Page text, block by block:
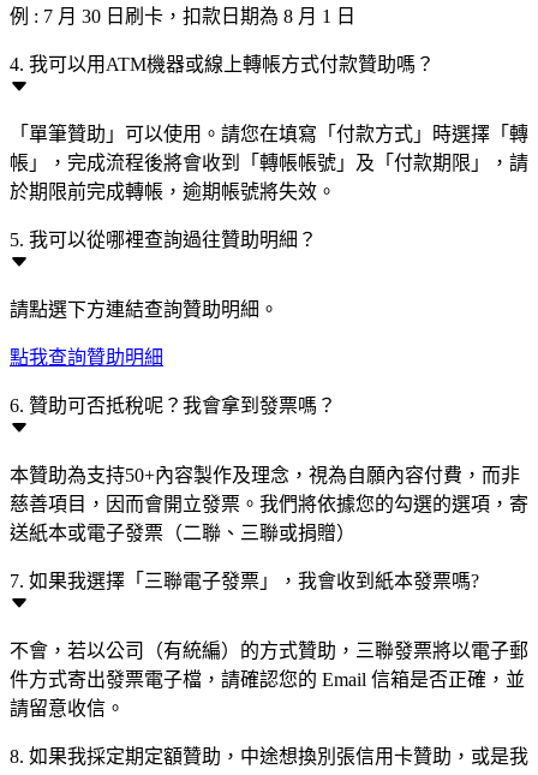
例 : 7 月 30 日刷卡，扣款日期為 8 月 1 日
4. 我可以用ATM機器或線上轉帳方式付款贊助嗎？
「單筆贊助」可以使用。請您在填寫「付款方式」時選擇「轉
帳」，完成流程後將會收到「轉帳帳號」及「付款期限」，請
於期限前完成轉帳，逾期帳號將失效。
5. 我可以從哪裡查詢過往贊助明細？
請點選下方連結查詢贊助明細。
點我查詢贊助明細
6. 贊助可否抵稅呢？我會拿到發票嗎？
本贊助為支持50+內容製作及理念，視為自願內容付費，而非
慈善項目，因而會開立發票。我們將依據您的勾選的選項，寄
送紙本或電子發票（二聯、三聯或捐贈）
7. 如果我選擇「三聯電子發票」，我會收到紙本發票嗎?
不會，若以公司（有統編）的方式贊助，三聯發票將以電子郵
件方式寄出發票電子檔，請確認您的 Email 信箱是否正確，並
請留意收信。
8. 如果我採定期定額贊助，中途想換別張信用卡贊助，或是我